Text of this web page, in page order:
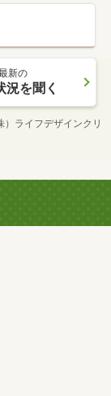
新の
況を聞く
ライフデザインクリ